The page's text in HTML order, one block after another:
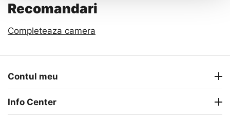
Recomandari
Completeaza camera
Contul meu
Info Center